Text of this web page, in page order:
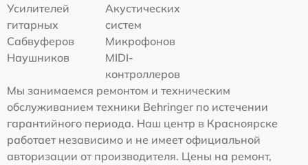
Усилителей
гитарных
Акустических
систем
Сабвуферов
Микрофонов
Наушников
MIDI-
контроллеров
Мы занимаемся ремонтом и техническим
обслуживанием техники Behringer по истечении
гарантийного периода. Наш центр в Красноярске
работает независимо и не имеет официальной
авторизации от производителя. Цены на ремонт,